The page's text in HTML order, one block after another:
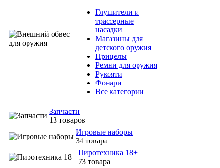
Глушители и
трассерные
насадки
Магазины для
детского оружия
Прицелы
Ремни для оружия
Рукояти
Фонари
Все категории
Запчасти
13 товаров
Игровые наборы
34 товара
Пиротехника 18+
73 товара